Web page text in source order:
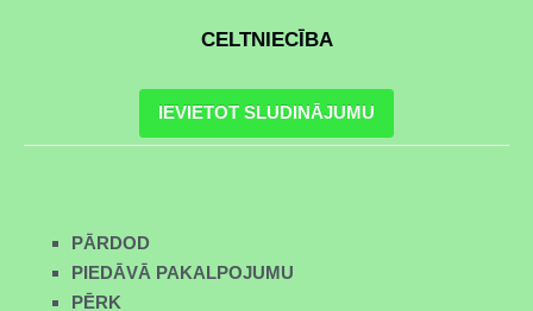
CELTNIECĪBA
IEVIETOT SLUDINĀJUMU
PĀRDOD
PIEDĀVĀ PAKALPOJUMU
PĒRK